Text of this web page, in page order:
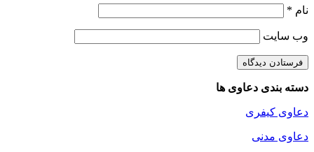
نام *
وب‌ سایت
دسته بندی دعاوی ها
دعاوی کیفری
دعاوی مدنی